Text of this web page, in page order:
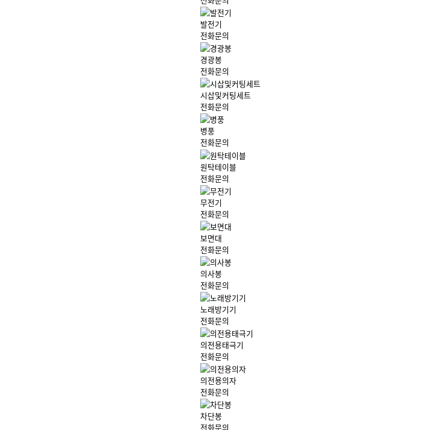
발전기
전화문의
경광봉
전화문의
시삽및커팅세트
전화문의
병풍
전화문의
원탁테이블
전화문의
무전기
전화문의
보면대
전화문의
의사봉
전화문의
노래방기기
전화문의
의전용태극기
전화문의
의전용의자
전화문의
차단봉
전화문의